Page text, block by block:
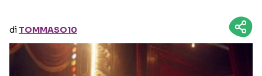
di TOMMASO10